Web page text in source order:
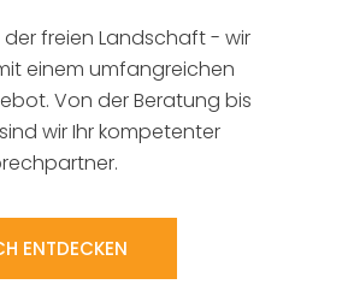
freien Landschaft - wir
einem umfangreichen
Von der Beratung bis
wir Ihr kompetenter
ENTDECKEN